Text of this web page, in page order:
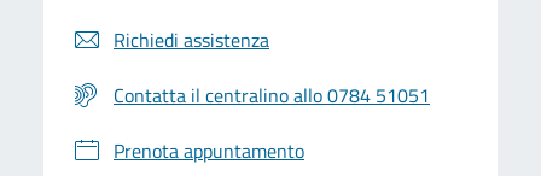
Richiedi assistenza
Contatta il centralino allo 0784 51051
Prenota appuntamento